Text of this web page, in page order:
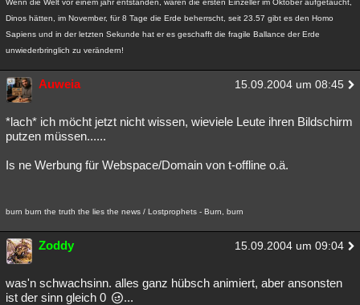
Wenn die Welt vor einem jahr entstanden, wären die ersten Einzeller im Oktober aufgetaucht,
Dinos hätten, im November, für 8 Tage die Erde beherrscht, seit 23.57 gibt es den Homo
Sapiens und in der letzten Sekunde hat er es geschafft die fragile Ballance der Erde
unwiederbringlich zu verändern!
Auweia 15.09.2004 um 08:45
*lach* ich möcht jetzt nicht wissen, wieviele Leute ihren Bildschirm
putzen müssen......
Is ne Werbung für Webspace/Domain von t-offline o.ä.
burn burn the truth the lies the news / Lostprophets - Burn, burn
Zoddy 15.09.2004 um 09:04
was'n schwachsinn. alles ganz hübsch animiert, aber ansonsten
ist der sinn gleich 0
...